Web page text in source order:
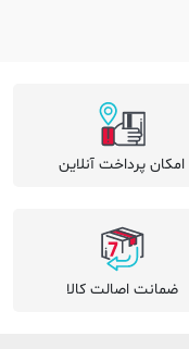
امکان پرداخت آنلاین
ضمانت اصالت کالا